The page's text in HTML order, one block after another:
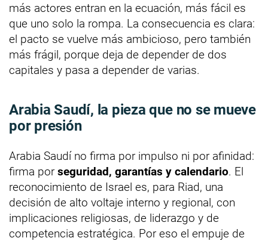
más actores entran en la ecuación, más fácil es
que uno solo la rompa. La consecuencia es clara:
el pacto se vuelve más ambicioso, pero también
más frágil, porque deja de depender de dos
capitales y pasa a depender de varias.
Arabia Saudí, la pieza que no se mueve
por presión
Arabia Saudí no firma por impulso ni por afinidad:
firma por seguridad, garantías y calendario. El
reconocimiento de Israel es, para Riad, una
decisión de alto voltaje interno y regional, con
implicaciones religiosas, de liderazgo y de
competencia estratégica. Por eso el empuje de